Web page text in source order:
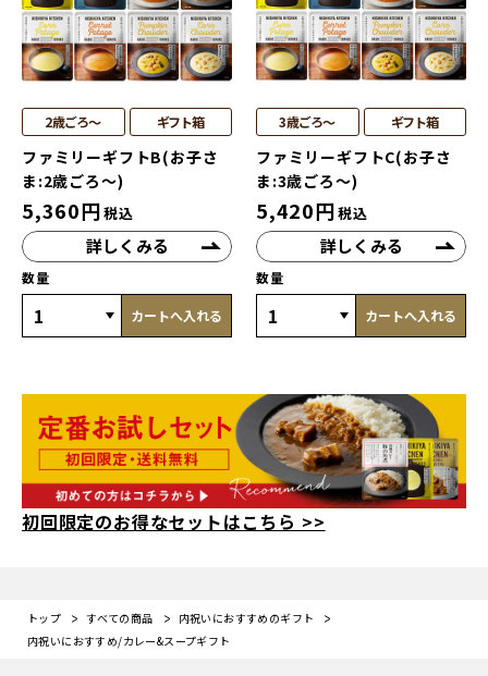
2歳ごろ～ ギフト箱
ファミリーギフトB(お子さ
ま:2歳ごろ～)
5,360円税込
詳しくみる
数量
カートへ入れる
3歳ごろ～ ギフト箱
ファミリーギフトC(お子さ
ま:3歳ごろ～)
5,420円税込
詳しくみる
数量
カートへ入れる
初回限定のお得なセットはこちら >>
トップ すべての商品
内祝いにおすすめのギフト
内祝いにおすすめ/カレー&スープギフト